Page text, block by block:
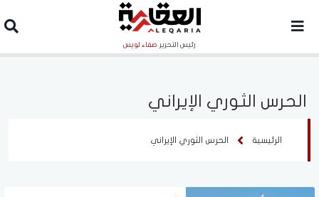
رئيس التحرير صفاء لويس
الحرس الثوري الإيراني
الرئيسية الحرس الثوري الإيراني